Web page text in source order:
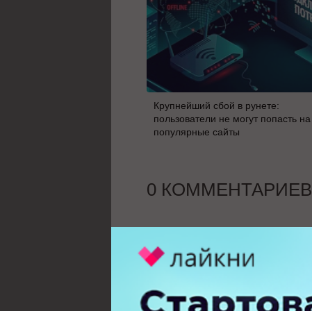
Крупнейший сбой в рунете:
пользователи не могут попасть на
популярные сайты
0 КОММЕНТАРИЕВ